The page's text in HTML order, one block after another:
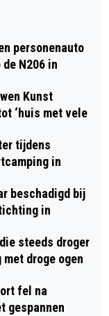
personenauto
N206 in
Kunst
‘huis met vele
tijdens
in
beschadigd bij
in
steeds droger
droge ogen
fel na
gespannen